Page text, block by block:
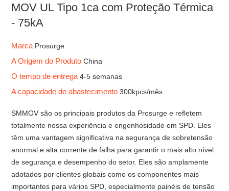
MOV UL Tipo 1ca com Proteção Térmica
- 75kA
Marca Prosurge
A Origem do ProdutoChina
O tempo de entrega4-5 semanas
A capacidade de abastecimento300kpcs/mês
SMMOV são os principais produtos da Prosurge e refletem
totalmente nossa experiência e engenhosidade em SPD. Eles
têm uma vantagem significativa na segurança de sobretensão
anormal e alta corrente de falha para garantir o mais alto nível
de segurança e desempenho do setor. Eles são amplamente
adotados por clientes globais como os componentes mais
importantes para vários SPD, especialmente painéis de tensão